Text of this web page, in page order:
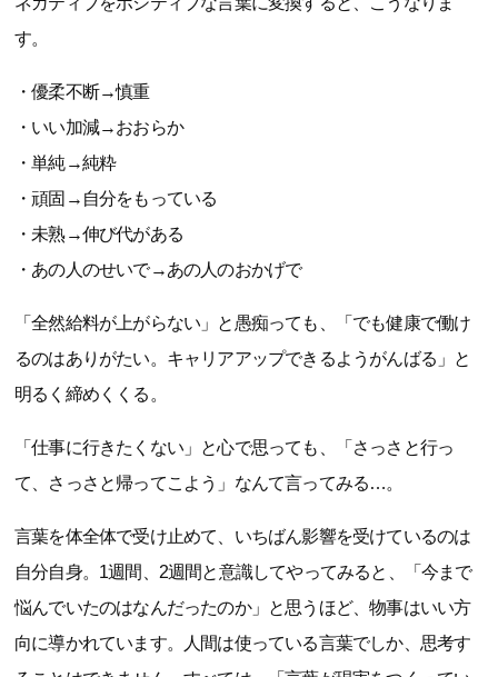
す。
・優柔不断→慎重
・いい加減→おおらか
・単純→純粋
・頑固→自分をもっている
・未熟→伸び代がある
・あの人のせいで→あの人のおかげで
「全然給料が上がらない」と愚痴っても、「でも健康で働け
るのはありがたい。キャリアアップできるようがんばる」と
明るく締めくくる。
「仕事に行きたくない」と心で思っても、「さっさと行っ
て、さっさと帰ってこよう」なんて言ってみる…。
言葉を体全体で受け止めて、いちばん影響を受けているのは
自分自身。1週間、2週間と意識してやってみると、「今まで
悩んでいたのはなんだったのか」と思うほど、物事はいい方
向に導かれています。人間は使っている言葉でしか、思考す